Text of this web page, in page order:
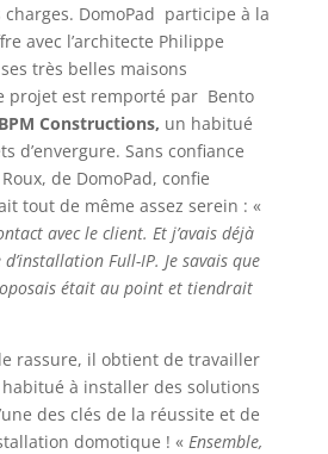
DomoPad participe à la
avec l’architecte Philippe
très belles maisons
projet est remporté par Bento
BPM Constructions, un habitué
d’envergure. Sans confiance
de DomoPad, confie
tout de même assez serein : «
avec le client. Et j’avais déjà
Full-IP. Je savais que
était au point et tiendrait
rassure, il obtient de travailler
à installer des solutions
des clés de la réussite et de
domotique ! « Ensemble,